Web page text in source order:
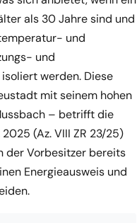
als 30 Jahre sind und
und
und
werden. Diese
mit seinem hohen
– betrifft die
(Az. VIII ZR 23/25)
der Vorbesitzer bereits
Energieausweis und